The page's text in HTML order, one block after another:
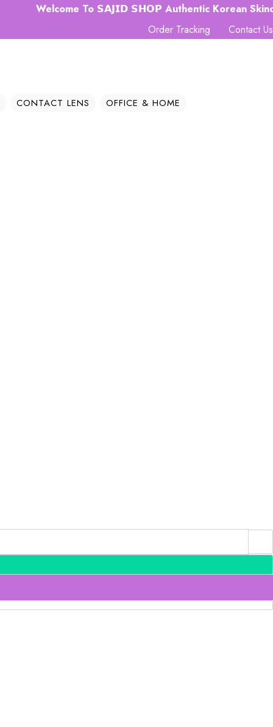
Welcome To 𝗦𝗔𝗝𝗜𝗗 𝗦𝗛𝗢𝗣 Authentic Korean Skincare
Order Tracking
Contact Us
CONTACT LENS OFFICE & HOME